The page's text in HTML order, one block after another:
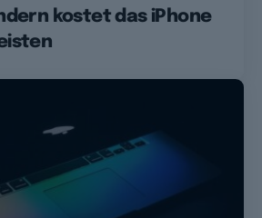
kostet das iPhone